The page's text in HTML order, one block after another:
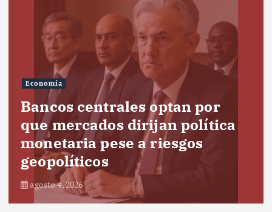
Economía
Bancos centrales optan por
que mercados dirijan política
monetaria pese a riesgos
geopolíticos
agosto 4, 2026